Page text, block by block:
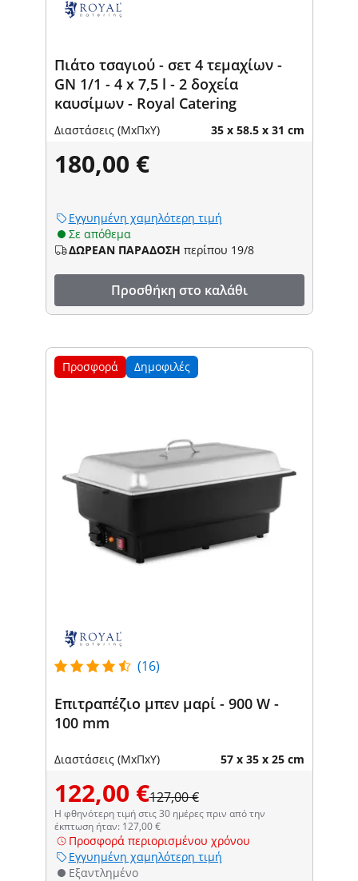
Πιάτο τσαγιού - σετ 4 τεμαχίων -
GN 1/1 - 4 x 7,5 l - 2 δοχεία
καυσίμων - Royal Catering
Διαστάσεις (ΜxΠxΥ) 35 x 58.5 x 31 cm
180,00 €
Εγγυημένη χαμηλότερη τιμή
Σε απόθεμα
ΔΩΡΕΑΝ ΠΑΡΑΔΟΣΗ περίπου 19/8
Προσθήκη στο καλάθι
Προσφορά Δημοφιλές
(16)
Επιτραπέζιο μπεν μαρί - 900 W -
100 mm
Διαστάσεις (ΜxΠxΥ) 57 x 35 x 25 cm
122,00 €127,00 €
Η φθηνότερη τιμή στις 30 ημέρες πριν από την
έκπτωση ήταν: 127,00 €
Προσφορά περιορισμένου χρόνου
Εγγυημένη χαμηλότερη τιμή
Εξαντλημένο